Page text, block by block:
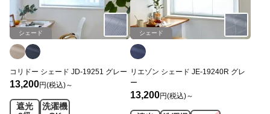
シェード
コリドー シェード JD-19251 グレー
13,200円(税込)～
遮光
洗濯機
シェード
リエゾン シェード JE-19240R グレ
ー
13,200円(税込)～